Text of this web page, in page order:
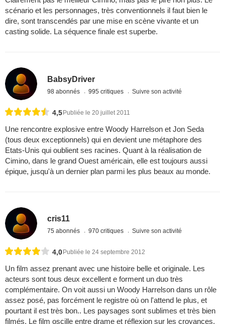
scénario et les personnages, très conventionnels il faut bien le
dire, sont transcendés par une mise en scène vivante et un
casting solide. La séquence finale est superbe.
BabsyDriver
98 abonnés 995 critiques Suivre son activité
4,5Publiée le 20 juillet 2011
Une rencontre explosive entre Woody Harrelson et Jon Seda
(tous deux exceptionnels) qui en devient une métaphore des
Etats-Unis qui oublient ses racines. Quant à la réalisation de
Cimino, dans le grand Ouest américain, elle est toujours aussi
épique, jusqu'à un dernier plan parmi les plus beaux au monde.
cris11
75 abonnés 970 critiques Suivre son activité
4,0Publiée le 24 septembre 2012
Un film assez prenant avec une histoire belle et originale. Les
acteurs sont tous deux excellent e forment un duo très
complémentaire. On voit aussi un Woody Harrelson dans un rôle
assez posé, pas forcément le registre où on l'attend le plus, et
pourtant il est très bon.. Les paysages sont sublimes et très bien
filmés. Le film oscille entre drame et réflexion sur les croyances.